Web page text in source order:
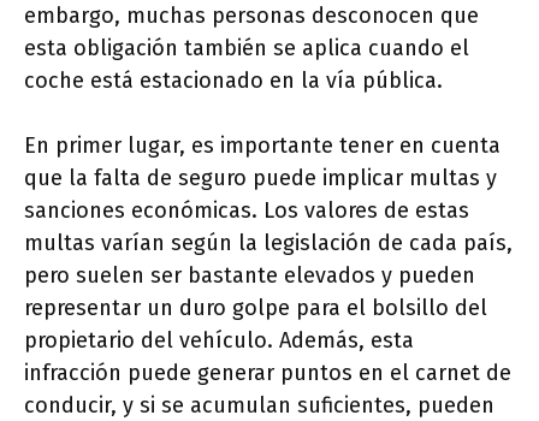
embargo, muchas personas desconocen que
esta obligación también se aplica cuando el
coche está estacionado en la vía pública.
En primer lugar, es importante tener en cuenta
que la falta de seguro puede implicar multas y
sanciones económicas. Los valores de estas
multas varían según la legislación de cada país,
pero suelen ser bastante elevados y pueden
representar un duro golpe para el bolsillo del
propietario del vehículo. Además, esta
infracción puede generar puntos en el carnet de
conducir, y si se acumulan suficientes, pueden